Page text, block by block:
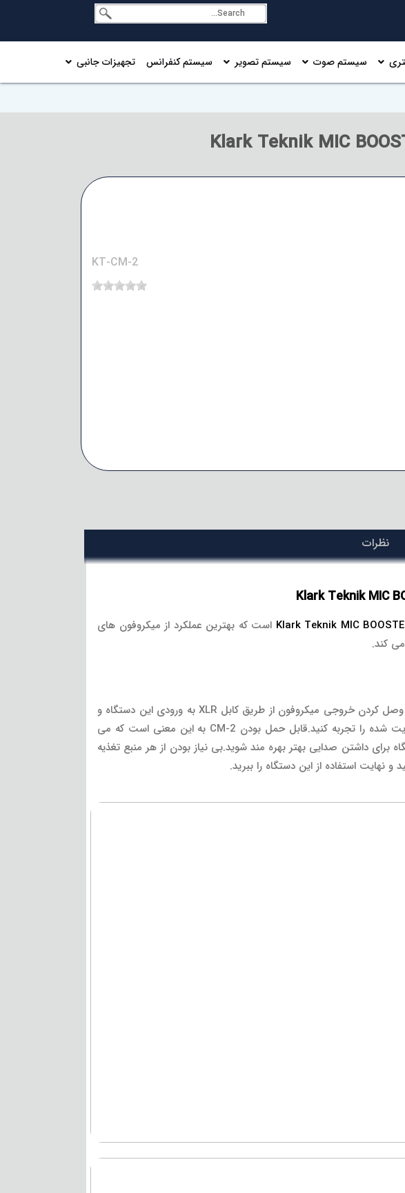
سیستم صوت سیستم تصویر سیستم کنفرانس تجهیزات جانبی
KT-CM-2
نظرات
Klark Teknik MIC است که بهترین عملکرد از میکروفون های
استفاده از MIC BOOSETR CM-2 دو کاناله فوق العاده آسان است چرا که شما به راحتی می توانید با وصل کردن خروجی میکروفون از طریق کابل XLR به ورودی این دستگاه و
متصل کردن خروجی این دستگاه به کنسول میکس و یا هر رابط صوتی دیگری،صدایی متفاوت و تقویت شده را تجربه کنید.قابل حمل بودن CM-2 به این معنی است که می
برای داشتن صدایی بهتر بهره مند شوید.بی نیاز بودن از هر منبع تغذیه
استفاده از این دستگاه را ببرید.